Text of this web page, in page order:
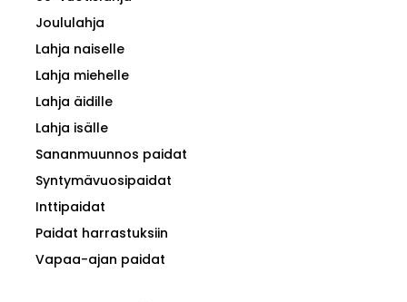
Joululahja
Lahja naiselle
Lahja miehelle
Lahja äidille
Lahja isälle
Sananmuunnos paidat
Syntymävuosipaidat
Inttipaidat
Paidat harrastuksiin
Vapaa-ajan paidat